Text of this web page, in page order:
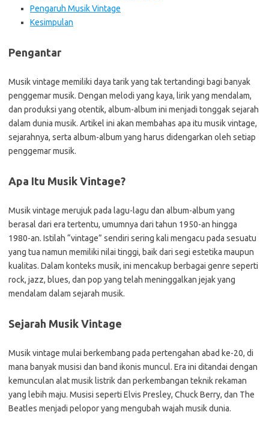
Pengaruh Musik Vintage
Kesimpulan
Pengantar
Musik vintage memiliki daya tarik yang tak tertandingi bagi banyak
penggemar musik. Dengan melodi yang kaya, lirik yang mendalam,
dan produksi yang otentik, album-album ini menjadi tonggak sejarah
dalam dunia musik. Artikel ini akan membahas apa itu musik vintage,
sejarahnya, serta album-album yang harus didengarkan oleh setiap
penggemar musik.
Apa Itu Musik Vintage?
Musik vintage merujuk pada lagu-lagu dan album-album yang
berasal dari era tertentu, umumnya dari tahun 1950-an hingga
1980-an. Istilah “vintage” sendiri sering kali mengacu pada sesuatu
yang tua namun memiliki nilai tinggi, baik dari segi estetika maupun
kualitas. Dalam konteks musik, ini mencakup berbagai genre seperti
rock, jazz, blues, dan pop yang telah meninggalkan jejak yang
mendalam dalam sejarah musik.
Sejarah Musik Vintage
Musik vintage mulai berkembang pada pertengahan abad ke-20, di
mana banyak musisi dan band ikonis muncul. Era ini ditandai dengan
kemunculan alat musik listrik dan perkembangan teknik rekaman
yang lebih maju. Musisi seperti Elvis Presley, Chuck Berry, dan The
Beatles menjadi pelopor yang mengubah wajah musik dunia.